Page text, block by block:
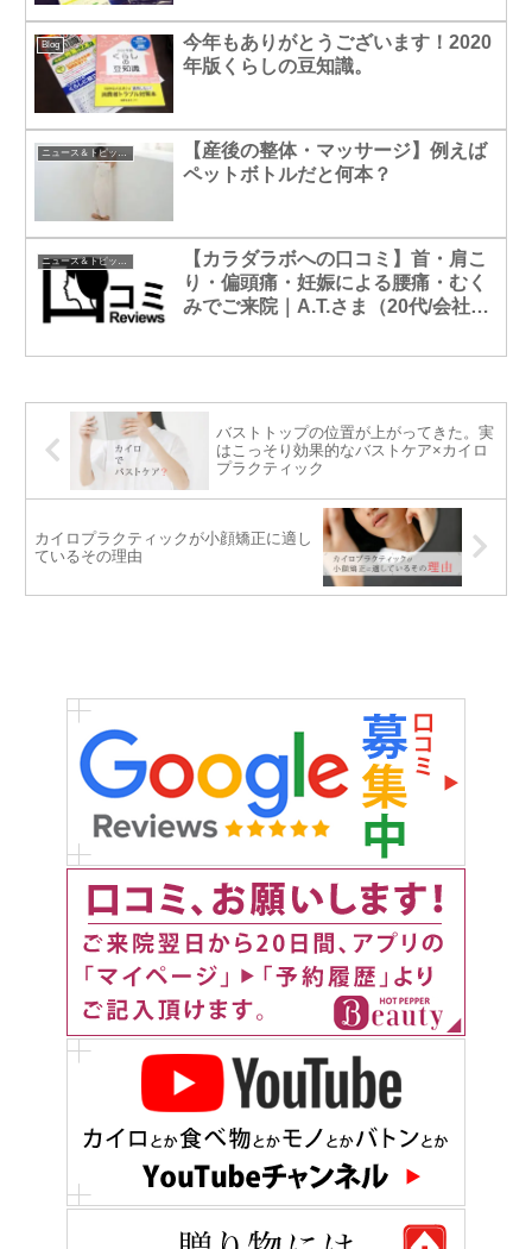
Blog
今年もありがとうございます！2020
年版くらしの豆知識。
ニュース＆トピックス
【産後の整体・マッサージ】例えば
ペットボトルだと何本？
ニュース＆トピックス
【カラダラボへの口コミ】首・肩こ
り・偏頭痛・妊娠による腰痛・むく
みでご来院｜A.T.さま（20代/会社
バストトップの位置が上がってきた。実
はこっそり効果的なバストケア×カイロ
プラクティック
カイロプラクティックが小顔矯正に適し
ているその理由